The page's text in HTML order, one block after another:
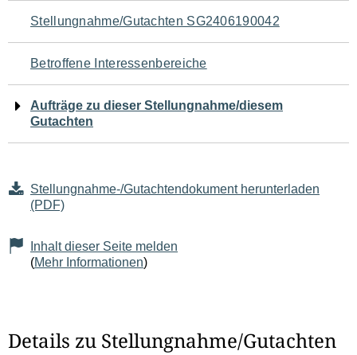
Navigation
für
den
Seiteninhalt
Stellungnahme/Gutachten SG2406190042
Betroffene Interessenbereiche
Aufträge zu dieser Stellungnahme/diesem
Gutachten
Stellungnahme-/Gutachtendokument herunterladen
(PDF)
Inhalt dieser Seite melden
(Mehr Informationen)
Details zu Stellungnahme/Gutachten